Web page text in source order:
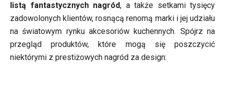
listą fantastycznych nagród, a także setkami tysięcy
zadowolonych klientów, rosnącą renomą marki i jej udziału
na światowym rynku akcesoriów kuchennych. Spójrz na
przegląd produktów, które mogą się poszczycić
niektórymi z prestiżowych nagród za design: